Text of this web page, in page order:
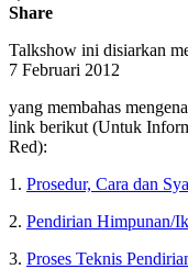
Share
Talkshow ini disiarkan
7 Februari 2012
yang membahas
link berikut (Untuk
Red):
1. Prosedur, Cara dan
2. Pendirian Himpunan/
3. Proses Teknis